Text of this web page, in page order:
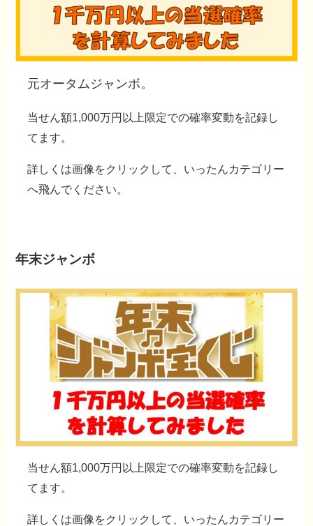
元オータムジャンボ。
当せん額1,000万円以上限定での確率変動を記録し
てます。
詳しくは画像をクリック して、いったんカテゴリー
へ飛んでください。
年末ジャンボ
当せん額1,000万円以上限定での確率変動を記録し
てます。
詳しくは画像をクリック して、いったんカテゴリー